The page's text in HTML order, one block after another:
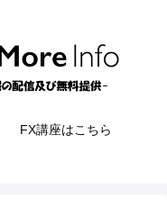
FX講座はこちら